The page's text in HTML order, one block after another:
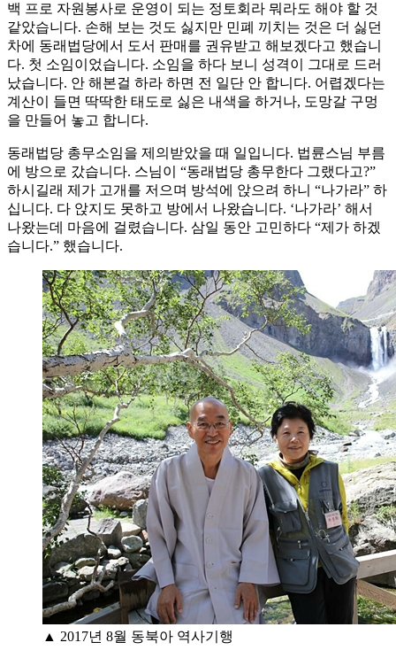
백 프로 자원봉사로 운영이 되는 정토회라 뭐라도 해야 할 것
같았습니다. 손해 보는 것도 싫지만 민폐 끼치는 것은 더 싫던
차에 동래법당에서 도서 판매를 권유받고 해보겠다고 했습니
다. 첫 소임이었습니다. 소임을 하다 보니 성격이 그대로 드러
났습니다. 안 해본걸 하라 하면 전 일단 안 합니다. 어렵겠다는
계산이 들면 딱딱한 태도로 싫은 내색을 하거나, 도망갈 구멍
을 만들어 놓고 합니다.
동래법당 총무소임을 제의받았을 때 일입니다. 법륜스님 부름
에 방으로 갔습니다. 스님이 “동래법당 총무한다 그랬다고?”
하시길래 제가 고개를 저으며 방석에 앉으려 하니 “나가라” 하
십니다. 다 앉지도 못하고 방에서 나왔습니다. ‘나가라’ 해서
나왔는데 마음에 걸렸습니다. 삼일 동안 고민하다 “제가 하겠
습니다.” 했습니다.
▲ 2017년 8월 동북아 역사기행